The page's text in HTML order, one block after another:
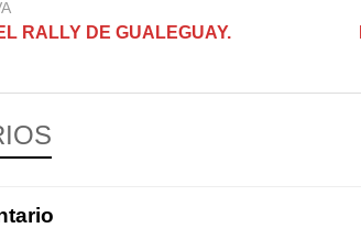
RALLY DE GUALEGUAY.